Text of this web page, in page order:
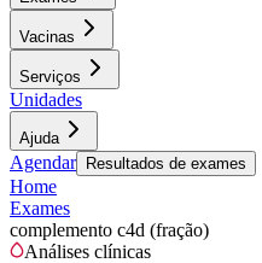
Vacinas
Serviços
Unidades
Ajuda
Agendar Resultados de exames
Home
Exames
complemento c4d (fração)
Análises clínicas